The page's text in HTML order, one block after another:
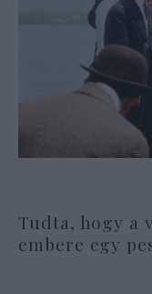
Tudta, hogy a
embere egy